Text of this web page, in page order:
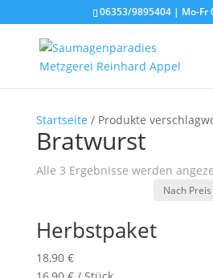
06353/9895404 | Mo-Fr
Startseite / Produkte
Bratwurst
Alle 3 Ergebnisse werden
Herbstpaket
18,90 €